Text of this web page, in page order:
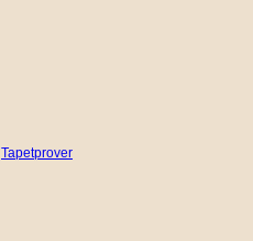
Tapetprover